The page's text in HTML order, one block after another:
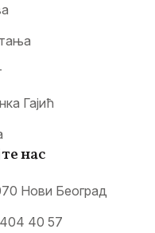
Гајић
нас
Нови Београд
404 40 57